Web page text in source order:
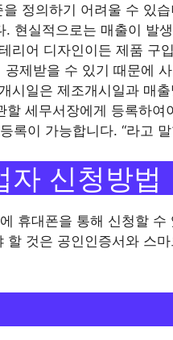
정의하기 어려울 수 있
현실적으로는 매출이 발
리어 디자인이든 제품 구
제받을 수 있기 때문에
시일은 제조개시일과 매
세무서장에게 등록하여
록이 가능합니다. “라고
자 신청방법
휴대폰을 통해 신청할 수
것은 공인인증서와 스